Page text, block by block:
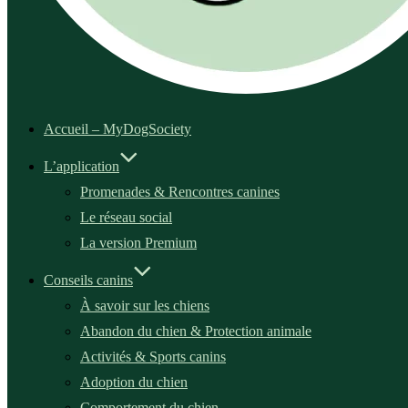
Accueil – MyDogSociety
L’application
Promenades & Rencontres canines
Le réseau social
La version Premium
Conseils canins
À savoir sur les chiens
Abandon du chien & Protection animale
Activités & Sports canins
Adoption du chien